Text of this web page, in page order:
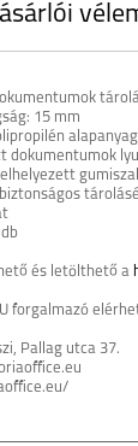
15 mm
alapanyag
dokumentumok
és letölthető a
forgalmazó
Pallag utca 37.